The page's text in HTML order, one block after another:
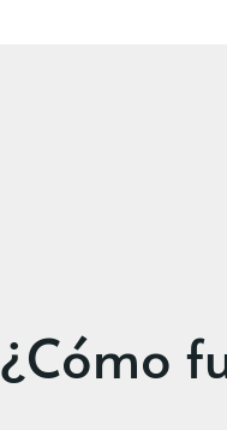
¿Cómo